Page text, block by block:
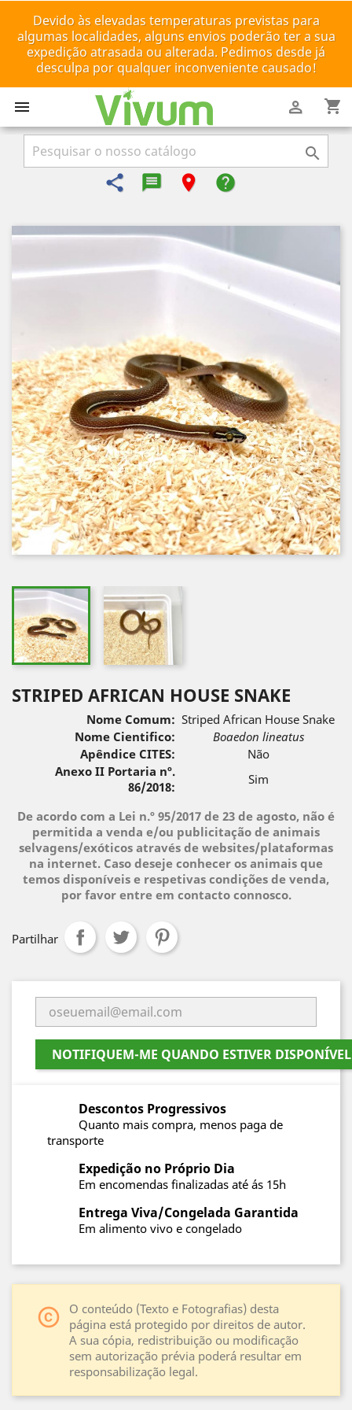
Devido às elevadas temperaturas previstas para
algumas localidades, alguns envios poderão ter a sua
expedição atrasada ou alterada. Pedimos desde já
desculpa por qualquer inconveniente causado!
 shopping_cart


share message-reply-text
room help
STRIPED AFRICAN HOUSE SNAKE
Nome Comum: Striped African House Snake
Nome Cientifico:
Boaedon lineatus
Apêndice CITES:
Não
Anexo II Portaria nº.
86/2018:
Sim
De acordo com a Lei n.º 95/2017 de 23 de agosto, não é
permitida a venda e/ou publicitação de animais
selvagens/exóticos através de websites/plataformas
na internet. Caso deseje conhecer os animais que
temos disponíveis e respetivas condições de venda,
por favor entre em contacto connosco.
Partilhar
NOTIFIQUEM-ME QUANDO ESTIVER DISPONÍVEL
Descontos Progressivos
Quanto mais compra, menos paga de
transporte
Expedição no Próprio Dia
Em encomendas finalizadas até ás 15h
Entrega Viva/Congelada Garantida
Em alimento vivo e congelado
copyright
O conteúdo (Texto e Fotografias) desta
página está protegido por direitos de autor.
A sua cópia, redistribuição ou modificação
sem autorização prévia poderá resultar em
responsabilização legal.